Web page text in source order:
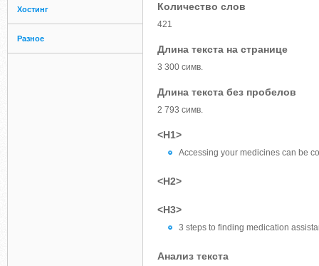
Хостинг
Разное
Количество слов
421
Длина текста на странице
3 300 симв.
Длина текста без пробелов
2 793 симв.
<H1>
Accessing your medicines can be
<H2>
<H3>
3 steps to finding medication
Анализ текста